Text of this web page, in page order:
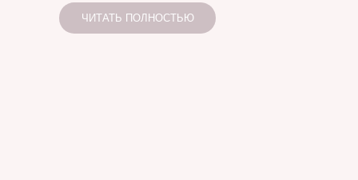
ЧИТАТЬ ПОЛНОСТЬЮ